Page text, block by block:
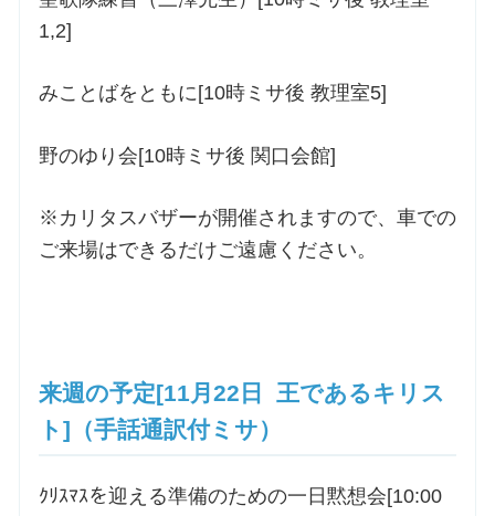
1,2]
みことばをともに[10時ミサ後 教理室5]
野のゆり会[10時ミサ後 関口会館]
※カリタスバザーが開催されますので、車での
ご来場はできるだけご遠慮ください。
来週の予定[11月22日 王であるキリス
ト]（手話通訳付ミサ）
ｸﾘｽﾏｽを迎える準備のための一日黙想会[10:00